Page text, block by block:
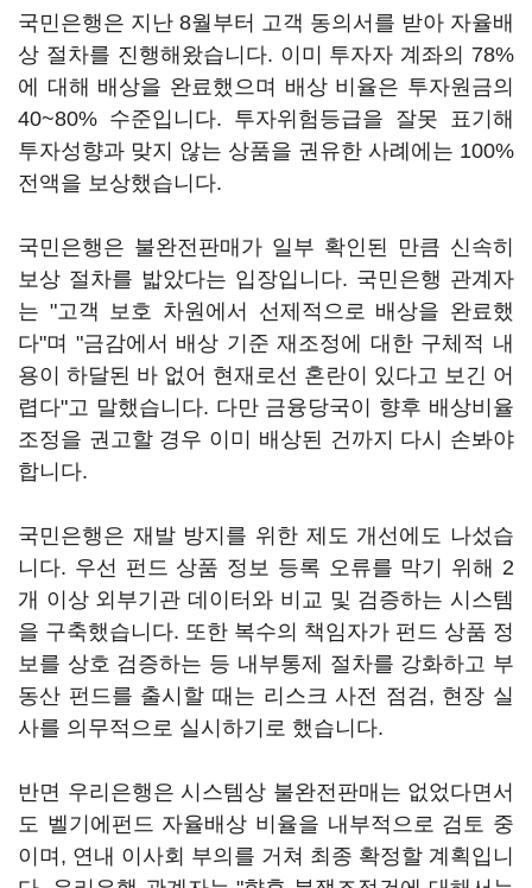
국민은행은 지난 8월부터 고객 동의서를 받아 자율배
상 절차를 진행해왔습니다. 이미 투자자 계좌의 78%
에 대해 배상을 완료했으며 배상 비율은 투자원금의
40~80% 수준입니다. 투자위험등급을 잘못 표기해
투자성향과 맞지 않는 상품을 권유한 사례에는 100%
전액을 보상했습니다.
국민은행은 불완전판매가 일부 확인된 만큼 신속히
보상 절차를 밟았다는 입장입니다. 국민은행 관계자
는 "고객 보호 차원에서 선제적으로 배상을 완료했
다"며 "금감에서 배상 기준 재조정에 대한 구체적 내
용이 하달된 바 없어 현재로선 혼란이 있다고 보긴 어
렵다"고 말했습니다. 다만 금융당국이 향후 배상비율
조정을 권고할 경우 이미 배상된 건까지 다시 손봐야
합니다.
국민은행은 재발 방지를 위한 제도 개선에도 나섰습
니다. 우선 펀드 상품 정보 등록 오류를 막기 위해 2
개 이상 외부기관 데이터와 비교 및 검증하는 시스템
을 구축했습니다. 또한 복수의 책임자가 펀드 상품 정
보를 상호 검증하는 등 내부통제 절차를 강화하고 부
동산 펀드를 출시할 때는 리스크 사전 점검, 현장 실
사를 의무적으로 실시하기로 했습니다.
반면 우리은행은 시스템상 불완전판매는 없었다면서
도 벨기에펀드 자율배상 비율을 내부적으로 검토 중
이며, 연내 이사회 부의를 거쳐 최종 확정할 계획입니